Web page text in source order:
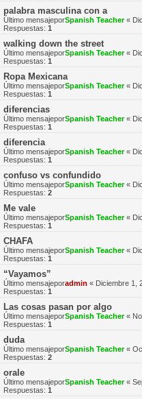
palabra masculina con a
Último mensajeporSpanish Teacher«
Respuestas: 1
walking down the street
Último mensajeporSpanish Teacher«
Respuestas: 1
Ropa Mexicana
Último mensajeporSpanish Teacher«
Respuestas: 1
diferencias
Último mensajeporSpanish Teacher«
Respuestas: 1
diferencia
Último mensajeporSpanish Teacher«
Respuestas: 1
confuso vs confundido
Último mensajeporSpanish Teacher«
Respuestas: 2
Me vale
Último mensajeporSpanish Teacher«
Respuestas: 1
CHAFA
Último mensajeporSpanish Teacher«
Respuestas: 1
“Vayamos”
Último mensajeporadmin « Diciembre 1,
Respuestas: 1
Las cosas pasan por algo
Último mensajeporSpanish Teacher«
Respuestas: 1
duda
Último mensajeporSpanish Teacher«
Respuestas: 2
orale
Último mensajeporSpanish Teacher«
Respuestas: 1